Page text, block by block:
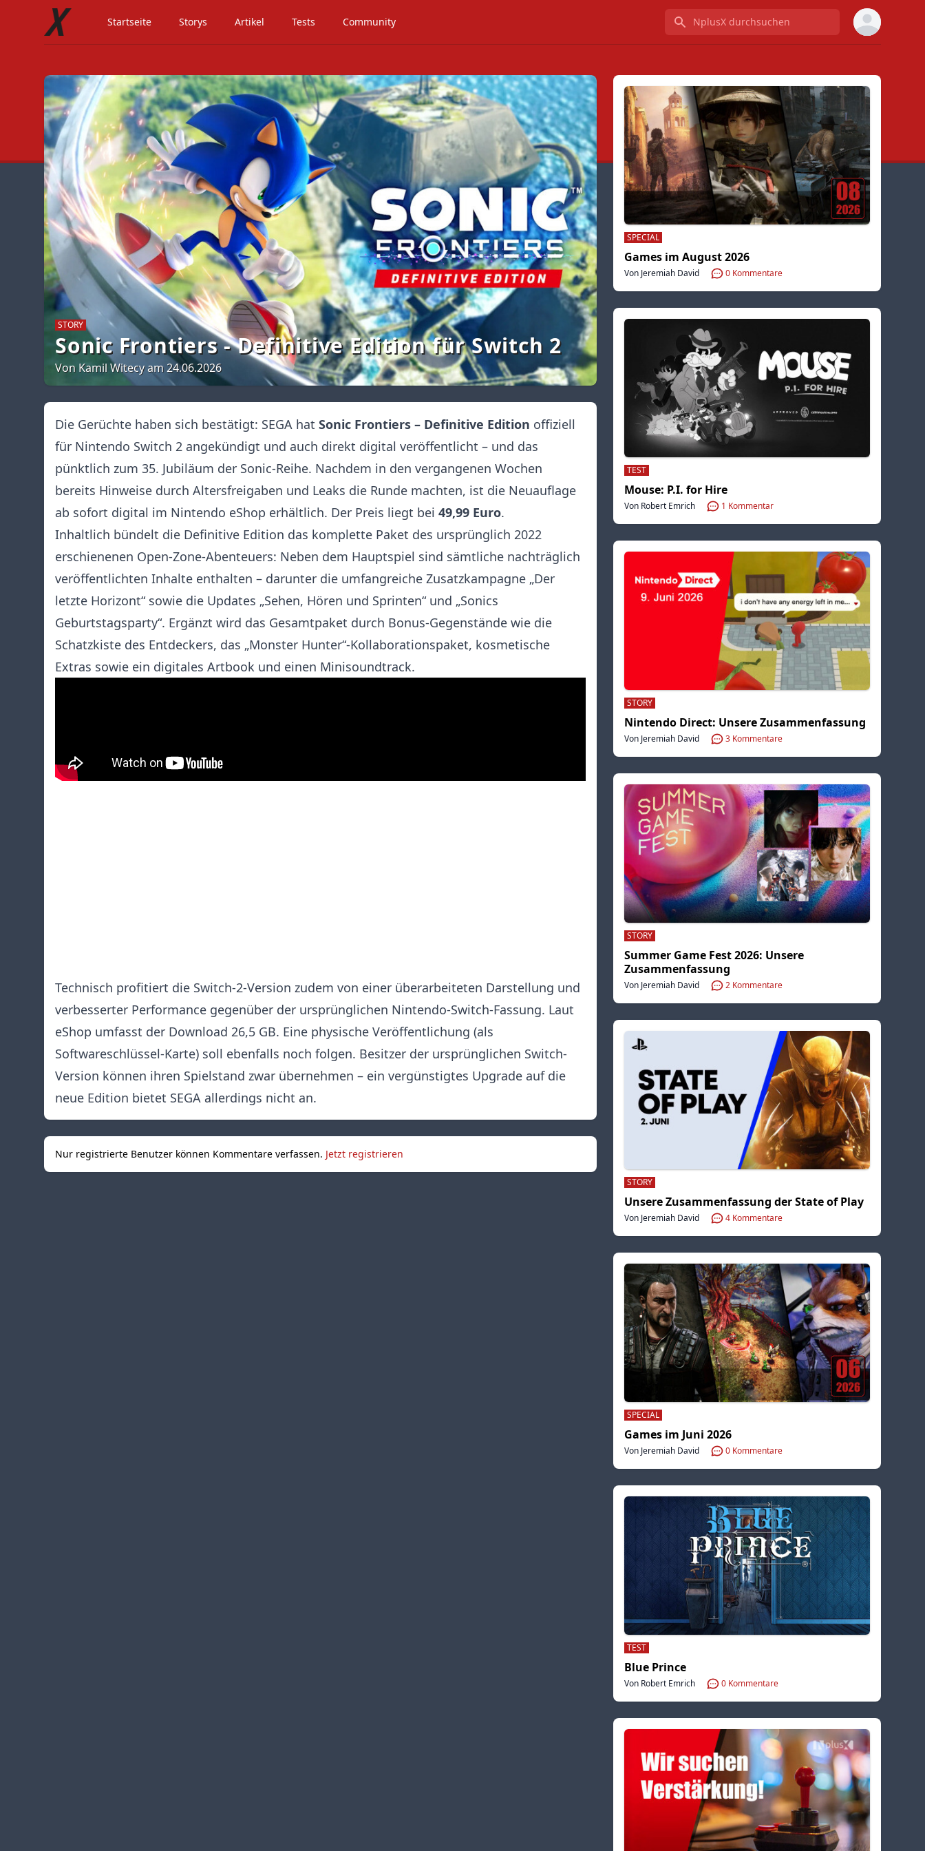
Startseite Storys Artikel Tests Community NplusX durchsuchen
STORY
Sonic Frontiers - Definitive Edition für Switch 2
Von Kamil Witecy am 24.06.2026
Die Gerüchte haben sich bestätigt: SEGA hat Sonic Frontiers – Definitive Edition offiziell
für Nintendo Switch 2 angekündigt und auch direkt digital veröffentlicht – und das
pünktlich zum 35. Jubiläum der Sonic-Reihe. Nachdem in den vergangenen Wochen
bereits Hinweise durch Altersfreigaben und Leaks die Runde machten, ist die Neuauflage
ab sofort digital im Nintendo eShop erhältlich. Der Preis liegt bei 49,99 Euro.
Inhaltlich bündelt die Definitive Edition das komplette Paket des ursprünglich 2022
erschienenen Open-Zone-Abenteuers: Neben dem Hauptspiel sind sämtliche nachträglich
veröffentlichten Inhalte enthalten – darunter die umfangreiche Zusatzkampagne „Der
letzte Horizont“ sowie die Updates „Sehen, Hören und Sprinten“ und „Sonics
Geburtstagsparty“. Ergänzt wird das Gesamtpaket durch Bonus-Gegenstände wie die
Schatzkiste des Entdeckers, das „Monster Hunter“-Kollaborationspaket, kosmetische
Extras sowie ein digitales Artbook und einen Minisoundtrack.
Technisch profitiert die Switch-2-Version zudem von einer überarbeiteten Darstellung und
verbesserter Performance gegenüber der ursprünglichen Nintendo-Switch-Fassung. Laut
eShop umfasst der Download 26,5 GB. Eine physische Veröffentlichung (als
Softwareschlüssel-Karte) soll ebenfalls noch folgen. Besitzer der ursprünglichen Switch-
Version können ihren Spielstand zwar übernehmen – ein vergünstigtes Upgrade auf die
neue Edition bietet SEGA allerdings nicht an.
Nur registrierte Benutzer können Kommentare verfassen. Jetzt registrieren
SPECIAL
Games im August 2026
Von Jeremiah David 0 Kommentare
TEST
Mouse: P.I. for Hire
Von Robert Emrich 1 Kommentar
STORY
Nintendo Direct: Unsere Zusammenfassung
Von Jeremiah David 3 Kommentare
STORY
Summer Game Fest 2026: Unsere
Zusammenfassung
Von Jeremiah David 2 Kommentare
STORY
Unsere Zusammenfassung der State of Play
Von Jeremiah David 4 Kommentare
SPECIAL
Games im Juni 2026
Von Jeremiah David 0 Kommentare
TEST
Blue Prince
Von Robert Emrich 0 Kommentare